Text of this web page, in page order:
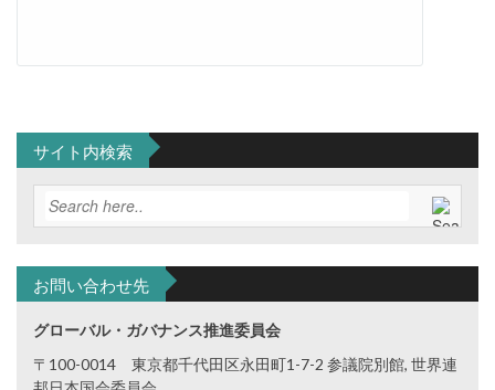
サイト内検索
お問い合わせ先
グローバル・ガバナンス推進委員会
〒100-0014 東京都千代田区永田町1-7-2 参議院別館, 世界連